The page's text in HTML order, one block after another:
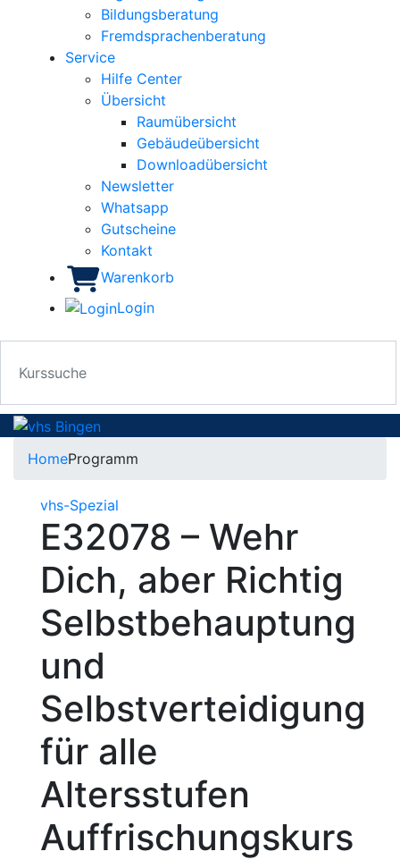
Bildungsberatung
Fremdsprachenberatung
Service
Hilfe Center
Übersicht
Raumübersicht
Gebäudeübersicht
Downloadübersicht
Newsletter
Whatsapp
Gutscheine
Kontakt
Warenkorb
Login
HomeProgramm
vhs-Spezial
E32078 – Wehr
Dich, aber Richtig
Selbstbehauptung
und
Selbstverteidigung
für alle
Altersstufen
Auffrischungskurs